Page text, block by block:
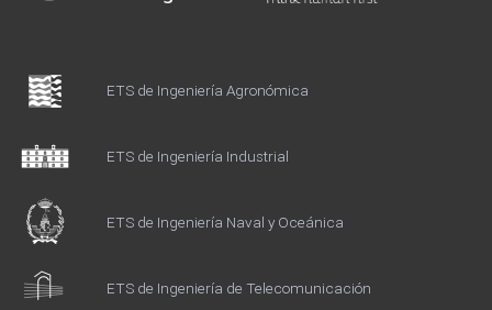
ETS de Ingeniería Agronómica
ETS de Ingeniería Industrial
ETS de Ingeniería Naval y Oceánica
ETS de Ingeniería de Telecomunicación